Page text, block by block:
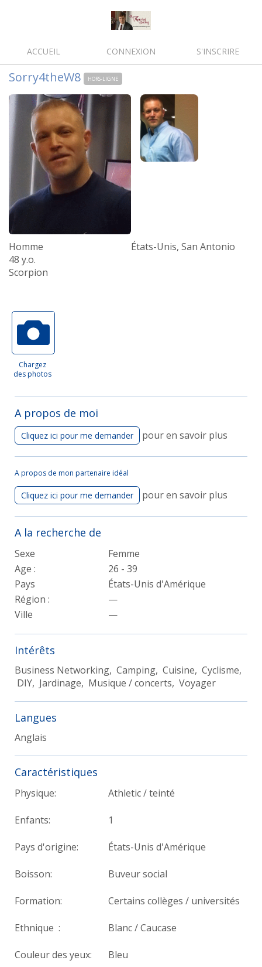
ACCUEIL CONNEXION S'INSCRIRE
Sorry4theW8 HORS-LIGNE
Homme
48 y.o.
Scorpion
États-Unis, San Antonio
Chargez
des photos
A propos de moi
Cliquez ici pour me demander pour en savoir plus
A propos de mon partenaire idéal
Cliquez ici pour me demander pour en savoir plus
A la recherche de
Sexe
Femme
Age :
26 - 39
Pays
États-Unis d'Amérique
Région :
—
Ville
—
Intérêts
Business Networking, Camping, Cuisine, Cyclisme,
DIY, Jardinage, Musique / concerts, Voyager
Langues
Anglais
Caractéristiques
Physique: Athletic / teinté
Enfants: 1
Pays d'origine: États-Unis d'Amérique
Boisson: Buveur social
Formation: Certains collèges / universités
Ethnique : Blanc / Caucase
Couleur des yeux: Bleu